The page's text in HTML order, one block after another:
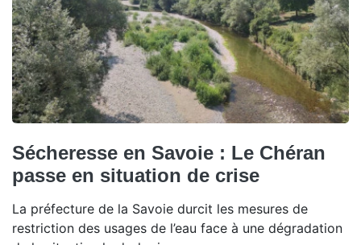
Sécheresse en Savoie : Le Chéran
passe en situation de crise
La préfecture de la Savoie durcit les mesures de
restriction des usages de l’eau face à une dégradation